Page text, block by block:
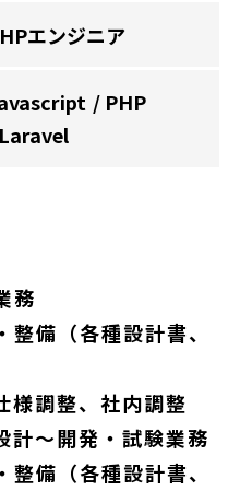
エンジニア
PHP
Laravel
務
整備（各種設計書、
様調整、社内調整
計～開発・試験業務
整備（各種設計書、